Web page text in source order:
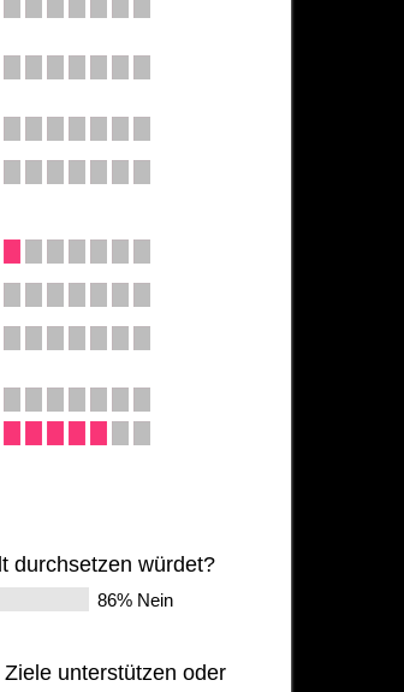
durchsetzen würdet?
86% Nein
unterstützen oder